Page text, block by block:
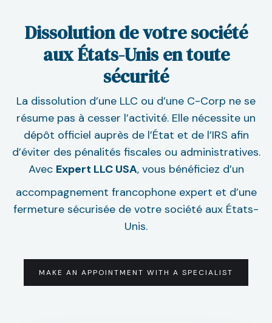
Dissolution de votre société
aux États-Unis en toute
sécurité
La dissolution d’une LLC ou d’une C-Corp ne se
résume pas à cesser l’activité. Elle nécessite un
dépôt officiel auprès de l’État et de l’IRS afin
d’éviter des pénalités fiscales ou administratives.
Avec Expert LLC USA, vous bénéficiez d’un
accompagnement francophone expert et d’une
fermeture sécurisée de votre société aux États-
Unis.
MAKE AN APPOINTMENT WITH A SPECIALIST